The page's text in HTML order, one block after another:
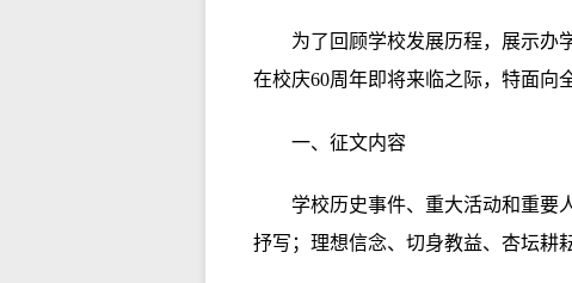
为了回顾学校发展历程，展示办
在校庆60周年即将来临之际，特面向
一、征文内容
学校历史事件、重大活动和重要
抒写；理想信念、切身教益、杏坛耕